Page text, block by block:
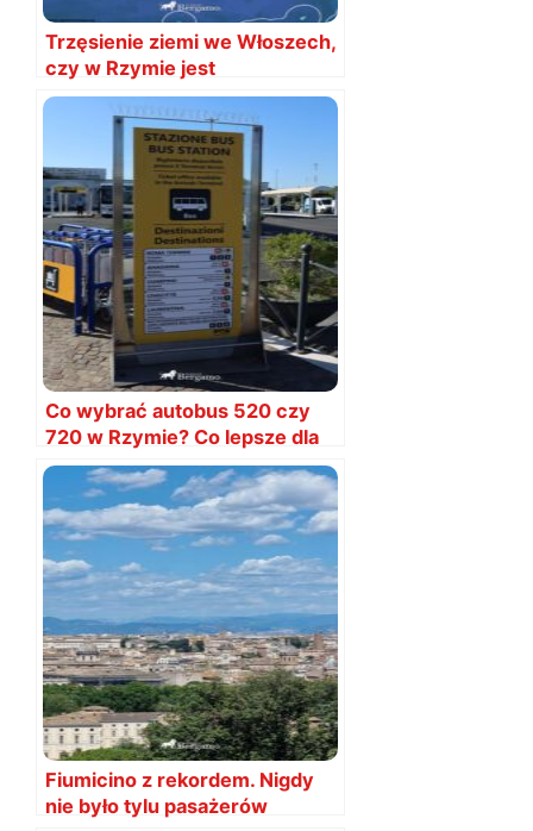
Trzęsienie ziemi we Włoszech,
czy w Rzymie jest
bezpiecznie?
Co wybrać autobus 520 czy
720 w Rzymie? Co lepsze dla
Polaków
Fiumicino z rekordem. Nigdy
nie było tylu pasażerów